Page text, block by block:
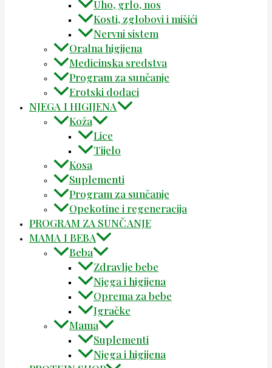
Uho, grlo, nos
Kosti, zglobovi i mišići
Nervni sistem
Oralna higijena
Medicinska sredstva
Program za sunčanje
Erotski dodaci
NJEGA I HIGIJENA
Koža
Lice
Tijelo
Kosa
Suplementi
Program za sunčanje
Opekotine i regeneracija
PROGRAM ZA SUNČANJE
MAMA I BEBA
Beba
Zdravlje bebe
Njega i higijena
Oprema za bebe
Igračke
Mama
Suplementi
Njega i higijena